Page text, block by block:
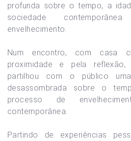
profunda sobre o tempo, a
sociedade
envelhecimento.
Num encontro, com casa
proximidade e pela
partilhou com o público
desassombrada sobre o
processo de
contemporânea.
Partindo de experiências